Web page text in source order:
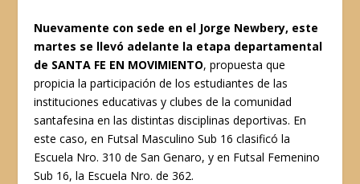
Nuevamente con sede en el Jorge Newbery, este
martes se llevó adelante la etapa departamental
de SANTA FE EN MOVIMIENTO, propuesta que
propicia la participación de los estudiantes de las
instituciones educativas y clubes de la comunidad
santafesina en las distintas disciplinas deportivas. En
este caso, en Futsal Masculino Sub 16 clasificó la
Escuela Nro. 310 de San Genaro, y en Futsal Femenino
Sub 16, la Escuela Nro. de 362.